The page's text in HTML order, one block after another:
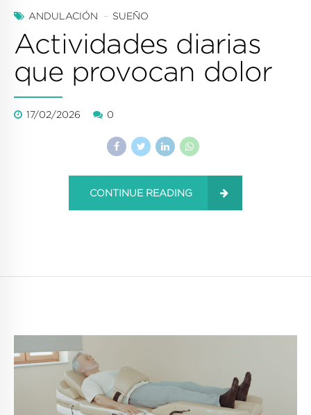
ANDULACIÓN SUEÑO
Actividades diarias
que provocan dolor
17/02/2026 0
CONTINUE READING